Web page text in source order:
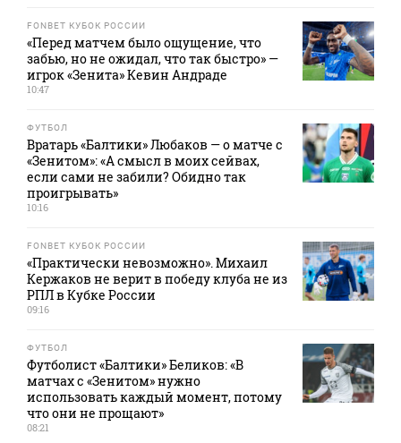
FONBET КУБОК РОССИИ
«Перед матчем было ощущение, что
забью, но не ожидал, что так быстро» —
игрок «Зенита» Кевин Андраде
10:47
ФУТБОЛ
Вратарь «Балтики» Любаков — о матче с
«Зенитом»: «А смысл в моих сейвах,
если сами не забили? Обидно так
проигрывать»
10:16
FONBET КУБОК РОССИИ
«Практически невозможно». Михаил
Кержаков не верит в победу клуба не из
РПЛ в Кубке России
09:16
ФУТБОЛ
Футболист «Балтики» Беликов: «В
матчах с «Зенитом» нужно
использовать каждый момент, потому
что они не прощают»
08:21